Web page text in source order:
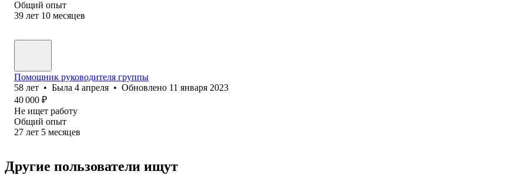
Общий опыт
39 лет 10 месяцев
Помощник руководителя группы
58 лет • Была 4 апреля • Обновлено 11 января 2023
40 000 ₽
Не ищет работу
Общий опыт
27 лет 5 месяцев
Другие пользователи ищут